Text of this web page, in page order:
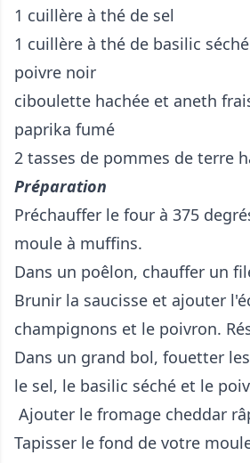
1 cuillère à thé de sel
1 cuillère à thé de basilic séché
poivre noir
ciboulette hachée et aneth
paprika fumé
2 tasses de pommes de terre
Préparation
Préchauffer le four à 375
moule à muffins.
Dans un poêlon, chauffer un
Brunir la saucisse et ajouter
champignons et le poivron.
Dans un grand bol, fouetter
le sel, le basilic séché et le
Ajouter le fromage cheddar
Tapisser le fond de votre